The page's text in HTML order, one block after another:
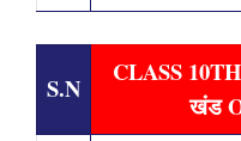
S.N
CLASS 10TH
खंड